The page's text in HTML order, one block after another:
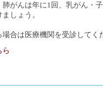
肺がんは年に1回、乳がん・
しょう。
合は医療機関を受診してく
ら